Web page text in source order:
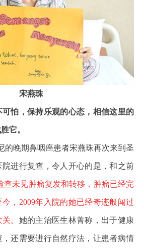
宋燕珠
怕，保持乐观的心态，相信这里的
它。
的晚期鼻咽癌患者宋燕珠再次来到圣
院进行复查，令人开心的是，和之前
查未见肿瘤复发和转移，肿瘤已经完
，2009年入院的她已经奇迹般闯过
。 她的主治医生林菁称，出于健康
还需要进行自然疗法，让患者病情